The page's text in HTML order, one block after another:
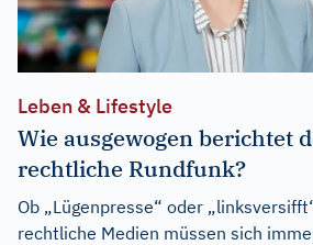
Leben & Lifestyle
Wie ausgewogen berichtet
rechtliche Rundfunk?
Ob „Lügenpresse“ oder
rechtliche Medien müssen sich